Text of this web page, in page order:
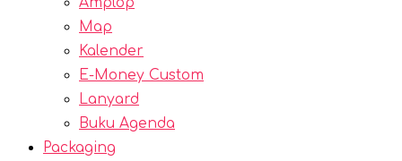
Map
Kalender
E-Money Custom
Lanyard
Buku Agenda
Packaging